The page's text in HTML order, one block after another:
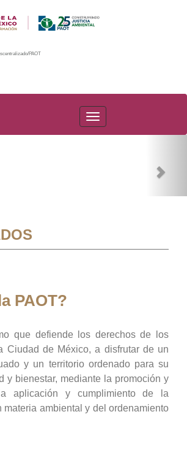
PAOT
PAOT
PAOT?
que defiende los derechos de los
Ciudad de México, a disfrutar de un
y un territorio ordenado para su
y bienestar, mediante la promoción y
aplicación y cumplimiento de la
materia ambiental y del ordenamiento